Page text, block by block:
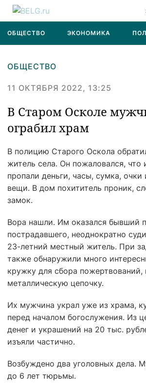
ОБЩЕСТВО ЭКОНОМИКА
ОБЩЕСТВО
11 ОКТЯБРЯ 2022, 13:25
В Старом Осколе
ограбил храм
В полицию Старого Оскола
житель села. Он пожаловался, что
пропали деньги, часы, сумка, очки
вещи. В дом похититель проник,
замок.
Вора нашли. Им оказался бывший
пострадавшего, неоднократно
23-летний местный житель. При
также обнаружили много
кружку для сбора пожертвований,
металлическую цепочку.
Их мужчина украл уже из храма,
перед началом богослужения. Из
денег и украшений на 20 тыс.
изъяли частично.
Возбуждено два уголовных дела.
до 6 лет тюрьмы.